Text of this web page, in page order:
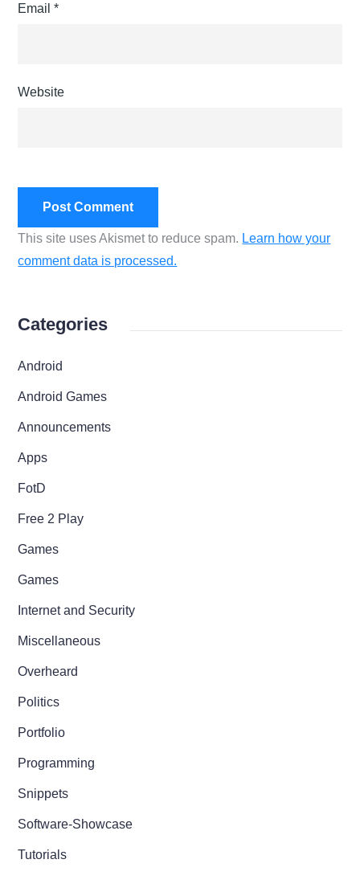
Email*
Website
This site uses Akismet to reduce spam. Learn how your
comment data is processed.
Categories
Android
Android Games
Announcements
Apps
FotD
Free 2 Play
Games
Games
Internet and Security
Miscellaneous
Overheard
Politics
Portfolio
Programming
Snippets
Software-Showcase
Tutorials